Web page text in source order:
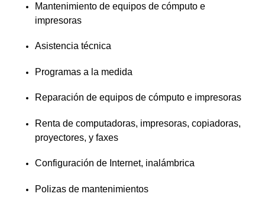
Mantenimiento de equipos de cómputo e
impresoras
Asistencia técnica
Programas a la medida
Reparación de equipos de cómputo e impresoras
Renta de computadoras, impresoras, copiadoras,
proyectores, y faxes
Configuración de Internet, inalámbrica
Polizas de mantenimientos